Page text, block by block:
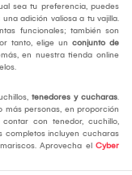
sea tu preferencia, puedes
adición valiosa a tu vajilla.
funcionales; también son
tanto, elige un conjunto de
en nuestra tienda online
tenedores y cucharas.
más personas, en proporción
con tenedor, cuchillo,
completos incluyen cucharas
Aprovecha el Cyber